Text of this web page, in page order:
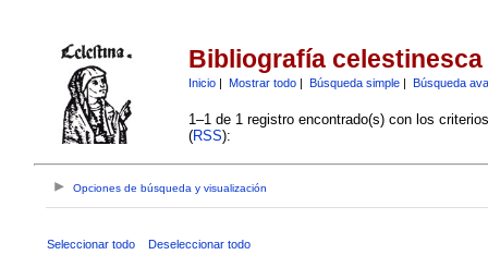
Bibliografía celestinesca
Inicio| Mostrar todo| Búsqueda simple| Búsqueda
1–1 de 1 registro encontrado(s) con los
(RSS):
Opciones de búsqueda y visualización
Seleccionar todo Deseleccionar todo